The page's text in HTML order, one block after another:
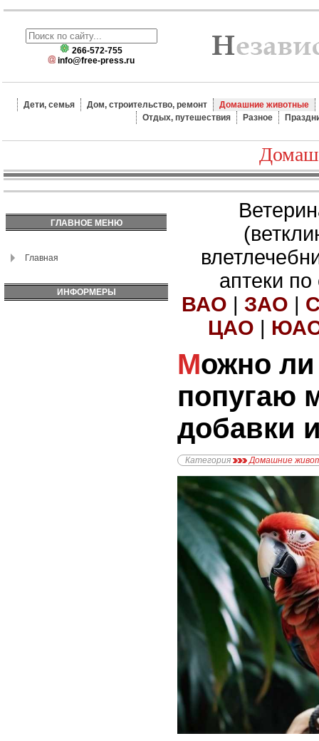
266-572-755
info@free-press.ru
Дети, семья Дом, строительство, ремонт
Домашние животные
Отдых, путешествия
Разное
ГЛАВНОЕ МЕНЮ
Главная
ИНФОРМЕРЫ
аптеки
ВАО | ЗАО |
ЦАО |
Можно ли давать
попугаю
добавки
Категория Домашние